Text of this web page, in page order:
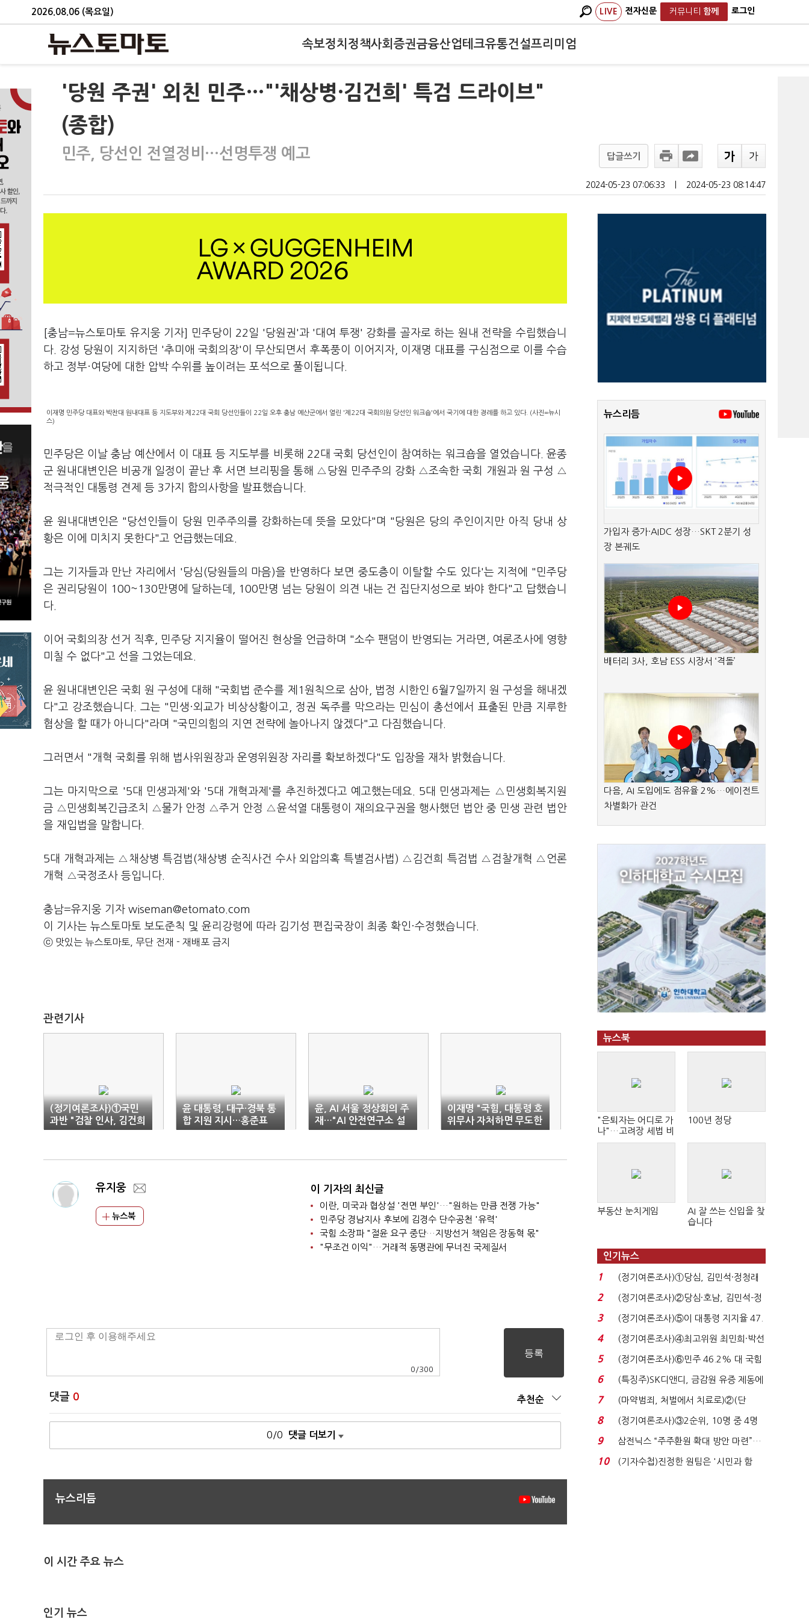
2026.08.06 (목요일) LIVE 전자신문 커뮤니티 함께 로그인
속보정치 정책사회 증권금융산업테크유통건설프리미엄
'당원 주권' 외친 민주…"'채상병·김건희' 특검 드라이브"
(종합)
민주, 당선인 전열정비…선명투쟁 예고 답글쓰기
2024-05-23 07:06:33 2024-05-23 08:14:47
[충남=뉴스토마토 유지웅 기자] 민주당이 22일 '당원권'과 '대여 투쟁' 강화를 골자로 하는 원내 전략을 수립했습니
다. 강성 당원이 지지하던 '추미애 국회의장'이 무산되면서 후폭풍이 이어지자, 이재명 대표를 구심점으로 이를 수습
하고 정부·여당에 대한 압박 수위를 높이려는 포석으로 풀이됩니다.
이재명 민주당 대표와 박찬대 원내대표 등 지도부와 제22대 국회 당선인들이 22일 오후 충남 예산군에서 열린 '제22대 국회의원 당선인 워크숍'에서 국기에 대한 경례를 하고 있다. (사진=뉴시
스)
민주당은 이날 충남 예산에서 이 대표 등 지도부를 비롯해 22대 국회 당선인이 참여하는 워크숍을 열었습니다. 윤종
군 원내대변인은 비공개 일정이 끝난 후 서면 브리핑을 통해 △당원 민주주의 강화 △조속한 국회 개원과 원 구성 △
적극적인 대통령 견제 등 3가지 합의사항을 발표했습니다.
윤 원내대변인은 "당선인들이 당원 민주주의를 강화하는데 뜻을 모았다"며 "당원은 당의 주인이지만 아직 당내 상
황은 이에 미치지 못한다"고 언급했는데요.
그는 기자들과 만난 자리에서 '당심(당원들의 마음)을 반영하다 보면 중도층이 이탈할 수도 있다'는 지적에 "민주당
은 권리당원이 100~130만명에 달하는데, 100만명 넘는 당원이 의견 내는 건 집단지성으로 봐야 한다"고 답했습니
다.
이어 국회의장 선거 직후, 민주당 지지율이 떨어진 현상을 언급하며 "소수 팬덤이 반영되는 거라면, 여론조사에 영향
미칠 수 없다"고 선을 그었는데요.
윤 원내대변인은 국회 원 구성에 대해 "국회법 준수를 제1원칙으로 삼아, 법정 시한인 6월7일까지 원 구성을 해내겠
다"고 강조했습니다. 그는 "민생·외교가 비상상황이고, 정권 독주를 막으라는 민심이 총선에서 표출된 만큼 지루한
협상을 할 때가 아니다"라며 "국민의힘의 지연 전략에 놀아나지 않겠다"고 다짐했습니다.
그러면서 "개혁 국회를 위해 법사위원장과 운영위원장 자리를 확보하겠다"도 입장을 재차 밝혔습니다.
그는 마지막으로 '5대 민생과제'와 '5대 개혁과제'를 추진하겠다고 예고했는데요. 5대 민생과제는 △민생회복지원
금 △민생회복긴급조치 △물가 안정 △주거 안정 △윤석열 대통령이 재의요구권을 행사했던 법안 중 민생 관련 법안
을 재입법을 말합니다.
5대 개혁과제는 △채상병 특검법(채상병 순직사건 수사 외압의혹 특별검사법) △김건희 특검법 △검찰개혁 △언론
개혁 △국정조사 등입니다.
충남=유지웅 기자 wiseman@etomato.com
이 기사는 뉴스토마토 보도준칙 및 윤리강령에 따라 김기성 편집국장이 최종 확인·수정했습니다.
ⓒ 맛있는 뉴스토마토, 무단 전재 - 재배포 금지
관련기사
(정기여론조사)①국민
과반 "검찰 인사, 김건희
방탄용…특검 더 필요해
윤 대통령, 대구·경북 통
합 지원 지시…홍준표
"대구 굴기 출발점"
윤, AI 서울 정상회의 주
재…"AI 안전연구소 설
립 추진"
이재명 "국힘, 대통령 호
위무사 자처하면 무도한
정권 공범"
유지웅
뉴스북
이 기자의 최신글
이란, 미국과 협상설 '전면 부인'…"원하는 만큼 전쟁 가능"
민주당 경남지사 후보에 김경수 단수공천 '유력'
국힘 소장파 "절윤 요구 중단…지방선거 책임은 장동혁 몫"
"무조건 이익"…거래적 동맹관에 무너진 국제질서
0 /300
댓글 0 추천순
0/0 댓글 더보기
뉴스리듬
이 시간 주요 뉴스
인기 뉴스
뉴스리듬
가입자 증가·AIDC 성장…SKT 2분기 성
장 본궤도
배터리 3사, 호남 ESS 시장서 ‘격돌’
다음, AI 도입에도 점유율 2%…에이전트
차별화가 관건
뉴스북
"은퇴자는 어디로 가
나"…고려장 세법 비
판 확산
100년 정당
부동산 눈치게임
AI 잘 쓰는 신입을 찾
습니다
인기뉴스
1
(정기여론조사)①당심, 김민석·정청래
'초접전'…대통령 ...
2
(정기여론조사)②당심·호남, 김민석-정
청래 '초접전'...
3
(정기여론조사)⑤이 대통령 지지율 47.
7%…일주일 만에 ...
4
(정기여론조사)④최고위원 최민희·박선
원 '양강'…서미...
5
(정기여론조사)⑥민주 46.2% 대 국힘
31.0%…오차범위 밖 ...
6
(특징주)SK디앤디, 금감원 유증 제동에
장 초반 상한가...
7
(마약범죄, 처벌에서 치료로)②(단
독)"마약은 전염병…여성...
8
(정기여론조사)③2순위, 10명 중 4명
'송영길'…정청래 '한 ...
9
삼전닉스 “주주환원 확대 방안 마련”…
로이터에 성명...
10
(기자수첩)진정한 원팀은 '시민과 함